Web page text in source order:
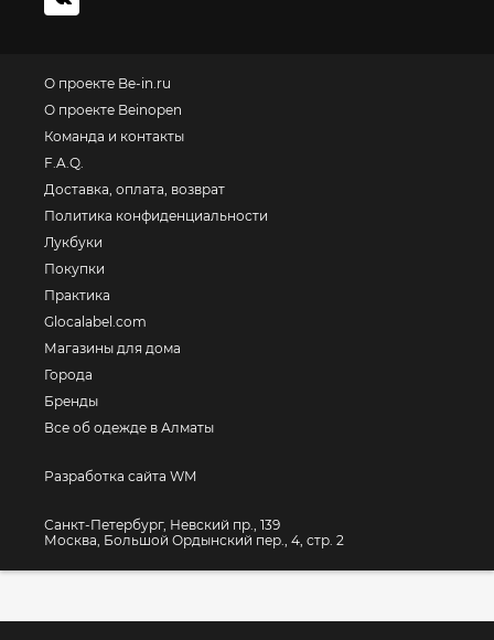
О проекте Be-in.ru
О проекте Beinopen
Команда и контакты
F.A.Q.
Доставка, оплата, возврат
Политика конфиденциальности
Лукбуки
Покупки
Практика
Glocalabel.com
Магазины для дома
Города
Бренды
Все об одежде в Алматы
Разработка сайта WM
Санкт-Петербург, Невский пр., 139
Москва, Большой Ордынский пер., 4, стр. 2